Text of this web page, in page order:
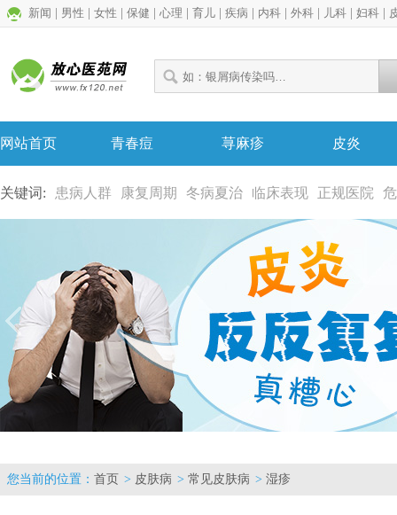
新闻 男性 女性 保健 心理 育儿 疾病 内科 外科 儿科 妇科
网站首页 青春痘 荨麻疹 皮炎
关键词: 患病人群 康复周期 冬病夏治 临床表现 正规医院
您当前的位置： 首页 > 皮肤病 > 常见皮肤病 > 湿疹